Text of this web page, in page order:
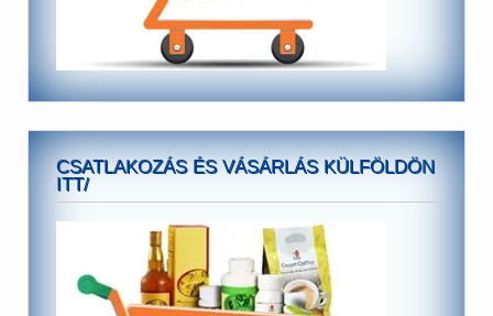
CSATLAKOZÁS ÉS VÁSÁRLÁS KÜLFÖLDÖN
ITT/